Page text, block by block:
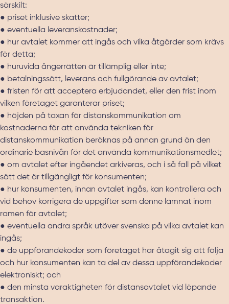
särskilt:
● priset inklusive skatter;
● eventuella leveranskostnader;
● hur avtalet kommer att ingås och vilka åtgärder som krävs
för detta;
● huruvida ångerrätten är tillämplig eller inte;
● betalningssätt, leverans och fullgörande av avtalet;
● fristen för att acceptera erbjudandet, eller den frist inom
vilken företaget garanterar priset;
● höjden på taxan för distanskommunikation om
kostnaderna för att använda tekniken för
distanskommunikation beräknas på annan grund än den
ordinarie basnivån för det använda kommunikationsmedlet;
● om avtalet efter ingåendet arkiveras, och i så fall på vilket
sätt det är tillgängligt för konsumenten;
● hur konsumenten, innan avtalet ingås, kan kontrollera och
vid behov korrigera de uppgifter som denne lämnat inom
ramen för avtalet;
● eventuella andra språk utöver svenska på vilka avtalet kan
ingås;
● de uppförandekoder som företaget har åtagit sig att följa
och hur konsumenten kan ta del av dessa uppförandekoder
elektroniskt; och
● den minsta varaktigheten för distansavtalet vid löpande
transaktion.